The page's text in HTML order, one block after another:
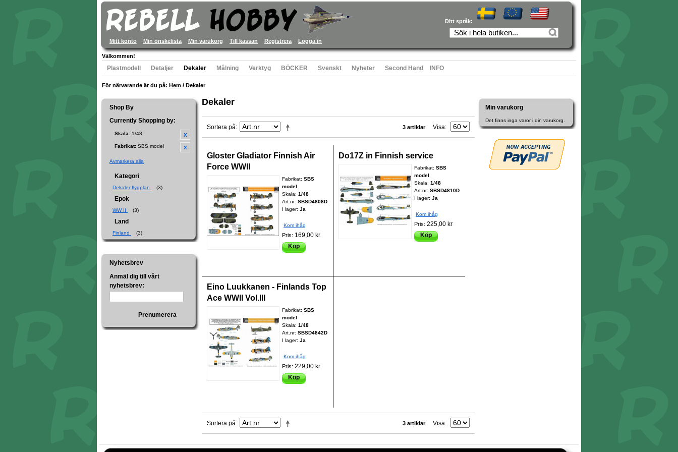
Ditt språk:
Mitt konto Min önskelista Min varukorg Till kassan Registrera Logga in
Välkommen!
Plastmodell Detaljer Dekaler Målning Verktyg BÖCKER Svenskt Nyheter Second Hand INFO
För närvarande är du på: Hem / Dekaler
Shop By
Currently Shopping by:
Skala: 1/48
Fabrikat: SBS model
Avmarkera alla
Kategori
Dekaler flygplan (3)
Epok
WW II (3)
Land
Finland (3)
Dekaler
Sortera på 3 artiklar Visa
Gloster Gladiator Finnish Air
Force WWII
Fabrikat:SBS
model
Skala:1/48
Art.nr:SBSD4808D
I lager: Ja
Kom ihåg
Pris: 169,00 kr
Köp
Do17Z in Finnish service
Fabrikat: SBS
model
Skala: 1/48
Art.nr: SBSD4810D
I lager: Ja
Kom ihåg
Pris: 225,00 kr
Köp
Eino Luukkanen - Finlands Top
Ace WWII Vol.III
Fabrikat:SBS
model
Skala:1/48
Art.nr:SBSD4842D
I lager: Ja
Kom ihåg
Pris:229,00 kr
Köp
Sortera på 3 artiklar Visa
Nyhetsbrev
Anmäl dig till vårt
nyhetsbrev:
Prenumerera
Min varukorg
Det finns inga varor i din varukorg.